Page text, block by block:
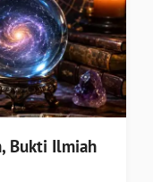
Bukti Ilmiah